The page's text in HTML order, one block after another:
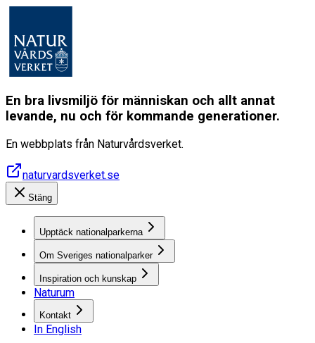
En bra livsmiljö för människan och allt annat
levande, nu och för kommande generationer.
En webbplats från Naturvårdsverket.
naturvardsverket.se
Stäng
Upptäck nationalparkerna
Om Sveriges nationalparker
Inspiration och kunskap
Naturum
Kontakt
In English